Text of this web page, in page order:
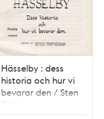
Hässelby : dess
historia och hur vi
bevarar den / Sten
Börjesson